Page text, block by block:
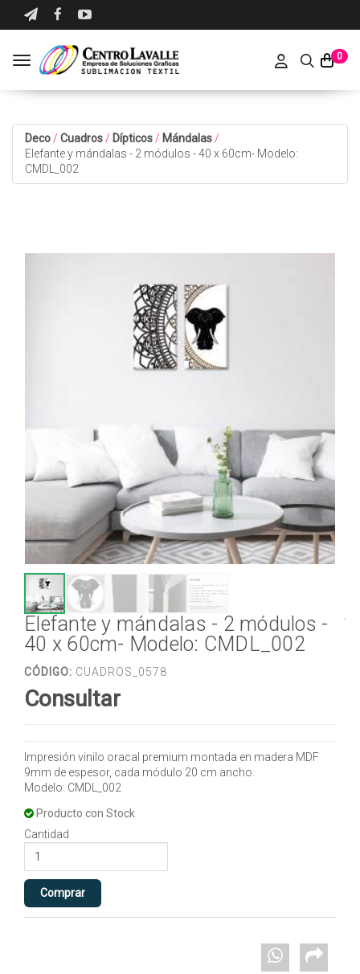
0
Toggle navigation
Deco / Cuadros / Dípticos / Mándalas /
Elefante y mándalas - 2 módulos - 40 x 60cm- Modelo:
CMDL_002
Elefante y mándalas - 2 módulos -
40 x 60cm- Modelo: CMDL_002
CÓDIGO: CUADROS_0578
Consultar
Impresión vinilo oracal premium montada en madera MDF
9mm de espesor, cada módulo 20 cm ancho.
Modelo: CMDL_002
Producto con Stock
Cantidad